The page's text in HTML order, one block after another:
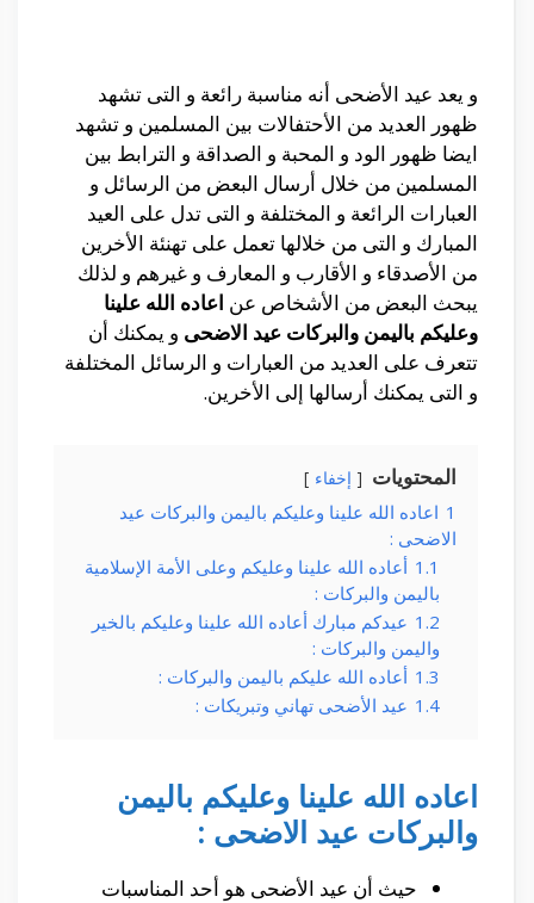
و يعد عيد الأضحى أنه مناسبة رائعة و التى تشهد
ظهور العديد من الأحتفالات بين المسلمين و تشهد
ايضا ظهور الود و المحبة و الصداقة و الترابط بين
المسلمين من خلال أرسال البعض من الرسائل و
العبارات الرائعة و المختلفة و التى تدل على العيد
المبارك و التى من خلالها تعمل على تهنئة الأخرين
من الأصدقاء و الأقارب و المعارف و غيرهم و لذلك
يبحث البعض من الأشخاص عن اعاده الله علينا
وعليكم باليمن والبركات عيد الاضحى و يمكنك أن
تتعرف على العديد من العبارات و الرسائل المختلفة
و التى يمكنك أرسالها إلى الأخرين.
المحتويات إخفاء
1 اعاده الله علينا وعليكم باليمن والبركات عيد
الاضحى :
1.1 أعاده الله علينا وعليكم وعلى الأمة الإسلامية
باليمن والبركات :
1.2 عيدكم مبارك أعاده الله علينا وعليكم بالخير
واليمن والبركات :
1.3 أعاده الله عليكم باليمن والبركات :
1.4 عيد الأضحى تهاني وتبريكات :
اعاده الله علينا وعليكم باليمن
والبركات عيد الاضحى :
حيث أن عيد الأضحى هو أحد المناسبات